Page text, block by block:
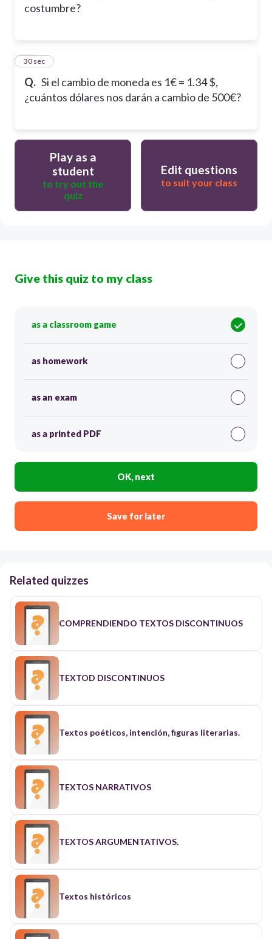
costumbre?
Q. Si el cambio de moneda es 1€ = 1.34 $,
¿cuántos dólares nos darán a cambio de 500€?
13
30 sec
Play as a
student
to try out the
quiz
Edit questions
to suit your class
Give this quiz to my class
as a classroom game
as homework
as an exam
as a printed PDF
OK, next
Save for later
Related quizzes
COMPRENDIENDO TEXTOS DISCONTINUOS
TEXTOD DISCONTINUOS
Textos poéticos, intención, figuras literarias.
TEXTOS NARRATIVOS
TEXTOS ARGUMENTATIVOS.
Textos históricos